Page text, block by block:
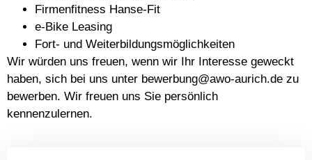
Firmenfitness Hanse-Fit
e-Bike Leasing
Fort- und Weiterbildungsmöglichkeiten
Wir würden uns freuen, wenn wir Ihr Interesse geweckt
haben, sich bei uns unter bewerbung@awo-aurich.de zu
bewerben. Wir freuen uns Sie persönlich
kennenzulernen.